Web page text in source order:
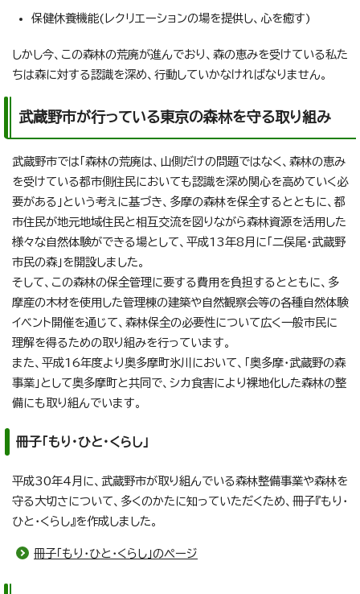
保健休養機能(レクリエーションの場を提供し、心を癒す)
しかし今、この森林の荒廃が進んでおり、森の恵みを受けている私た
ちは森に対する認識を深め、行動していかなければなりません。
武蔵野市が行っている東京の森林を守る取り組み
武蔵野市では「森林の荒廃は、山側だけの問題ではなく、森林の恵み
を受けている都市側住民においても認識を深め関心を高めていく必
要がある」という考えに基づき、多摩の森林を保全するとともに、都
市住民が地元地域住民と相互交流を図りながら森林資源を活用した
様々な自然体験ができる場として、平成13年8月に「二俣尾・武蔵野
市民の森」を開設しました。
そして、この森林の保全管理に要する費用を負担するとともに、多
摩産の木材を使用した管理棟の建築や自然観察会等の各種自然体験
イベント開催を通じて、森林保全の必要性について広く一般市民に
理解を得るための取り組みを行っています。
また、平成16年度より奥多摩町氷川において、「奥多摩・武蔵野の森
事業」として奥多摩町と共同で、シカ食害により裸地化した森林の整
備にも取り組んでいます。
冊子「もり・ひと・くらし」
平成30年4月に、武蔵野市が取り組んでいる森林整備事業や森林を
守る大切さについて、多くのかたに知っていただくため、冊子『もり・
ひと・くらし』を作成しました。
冊子「もり・ひと・くらし」のページ